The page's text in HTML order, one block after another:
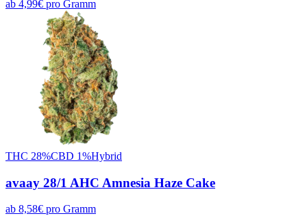
ab 4,99€ pro Gramm
THC 28%CBD 1%Hybrid
avaay 28/1 AHC Amnesia Haze Cake
ab 8,58€ pro Gramm